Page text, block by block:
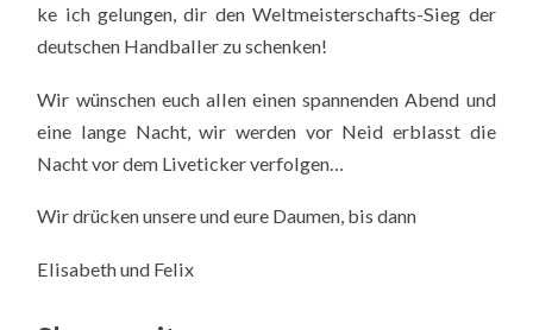
ke ich gelun­gen, dir den Welt­meis­ter­schafts-Sieg der
deut­schen Hand­bal­ler zu schen­ken!
Wir wün­schen euch allen einen span­nen­den Abend und
eine lan­ge Nacht, wir wer­den vor Neid erblasst die
Nacht vor dem Live­ti­cker ver­fol­gen…
Wir drü­cken unse­re und eure Dau­men, bis dann
Eli­sa­beth und Felix